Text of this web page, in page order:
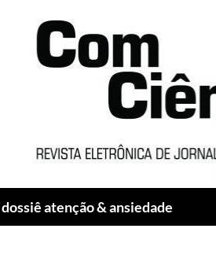
dossiê atenção & ansiedade